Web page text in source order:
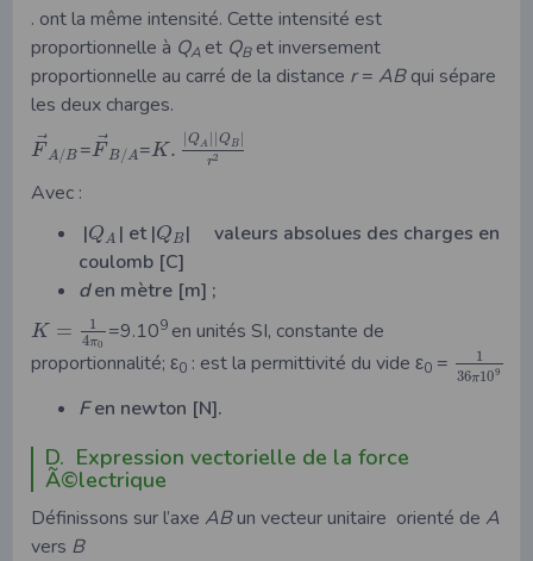
. ont la même intensité. Cette intensité est
proportionnelle à QA et QB et inversement
proportionnelle au carré de la distance r= ABqui sépare
les deux charges.
F A/B =F ⃗
B/A =K. |QA QB
r2
Avec :
|QA | et |QB| valeurs absolues des charges en
coulomb [C]
den mètre [m] ;
K =
1
4π0 =9.109 en unités SI, constante de
proportionnalité; ε0 : est la permittivité du vide ε0 =
1
36π109
Fen newton [N].
D. Expression vectorielle de la force
Ã©lectrique
Définissons sur l’axe ABun vecteur unitaire orienté de A
vers B